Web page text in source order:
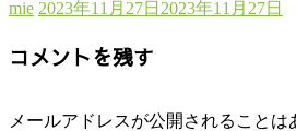
mie 2023年11月27日 2023年11月27日
コメントを残す
メールアドレスが公開されることは